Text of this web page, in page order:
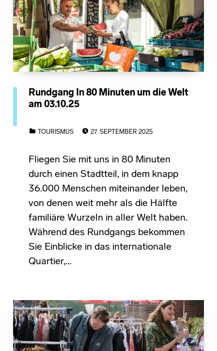
Rundgang In 80 Minuten um die Welt
am 03.10.25
TOURISMUS
27. SEPTEMBER 2025
Fliegen Sie mit uns in 80 Minuten
durch einen Stadtteil, in dem knapp
36.000 Menschen miteinander leben,
von denen weit mehr als die Hälfte
familiäre Wurzeln in aller Welt haben.
Während des Rundgangs bekommen
Sie Einblicke in das internationale
Quartier,…